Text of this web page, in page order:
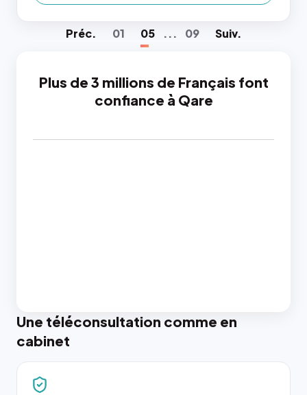
Préc. 01 05 ... 09 Suiv.
Plus de 3 millions de Français font
confiance à Qare
Une téléconsultation comme en
cabinet